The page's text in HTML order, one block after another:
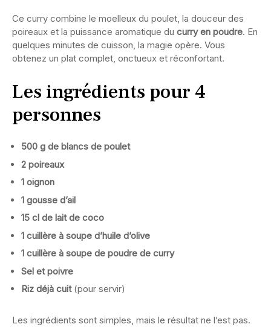
Ce curry combine le moelleux du poulet, la douceur des
poireaux et la puissance aromatique du curry en poudre. En
quelques minutes de cuisson, la magie opère. Vous
obtenez un plat complet, onctueux et réconfortant.
Les ingrédients pour 4
personnes
500 g de blancs de poulet
2 poireaux
1 oignon
1 gousse d’ail
15 cl de lait de coco
1 cuillère à soupe d’huile d’olive
1 cuillère à soupe de poudre de curry
Sel et poivre
Riz déjà cuit(pour servir)
Les ingrédients sont simples, mais le résultat ne l’est pas.